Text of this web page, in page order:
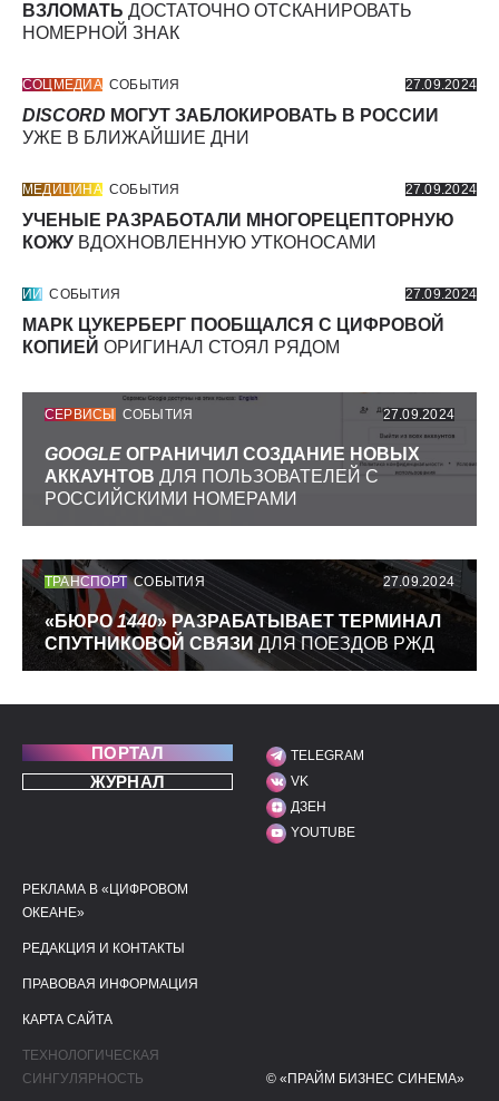
ВЗЛОМАТЬ ДОСТАТОЧНО ОТСКАНИРОВАТЬ
НОМЕРНОЙ ЗНАК
СОЦМЕДИА СОБЫТИЯ 27.09.2024
DISCORD МОГУТ ЗАБЛОКИРОВАТЬ В РОССИИ
УЖЕ В БЛИЖАЙШИЕ ДНИ
МЕДИЦИНА СОБЫТИЯ 27.09.2024
УЧЕНЫЕ РАЗРАБОТАЛИ МНОГОРЕЦЕПТОРНУЮ
КОЖУ ВДОХНОВЛЕННУЮ УТКОНОСАМИ
ИИ СОБЫТИЯ 27.09.2024
МАРК ЦУКЕРБЕРГ ПООБЩАЛСЯ С ЦИФРОВОЙ
КОПИЕЙ ОРИГИНАЛ СТОЯЛ РЯДОМ
СЕРВИСЫ СОБЫТИЯ 27.09.2024
GOOGLE ОГРАНИЧИЛ СОЗДАНИЕ НОВЫХ
АККАУНТОВ ДЛЯ ПОЛЬЗОВАТЕЛЕЙ С
РОССИЙСКИМИ НОМЕРАМИ
ТРАНСПОРТ СОБЫТИЯ 27.09.2024
«БЮРО1440» РАЗРАБАТЫВАЕТ ТЕРМИНАЛ
СПУТНИКОВОЙ СВЯЗИ ДЛЯ ПОЕЗДОВ РЖД
ПОРТАЛ
ЖУРНАЛ
МЫ В СОЦИАЛЬНЫХ
TELEGRAM
VK
ДЗЕН
YOUTUBE
ПОЛЕЗНЫЕ ССЫЛКИ
РЕКЛАМА В «ЦИФРОВОМ
ОКЕАНЕ»
РЕДАКЦИЯ И КОНТАКТЫ
ПРАВОВАЯ ИНФОРМАЦИЯ
КАРТА САЙТА
ТЕХНОЛОГИЧЕСКАЯ
СИНГУЛЯРНОСТЬ
© «ПРАЙМ БИЗНЕС СИНЕМА»